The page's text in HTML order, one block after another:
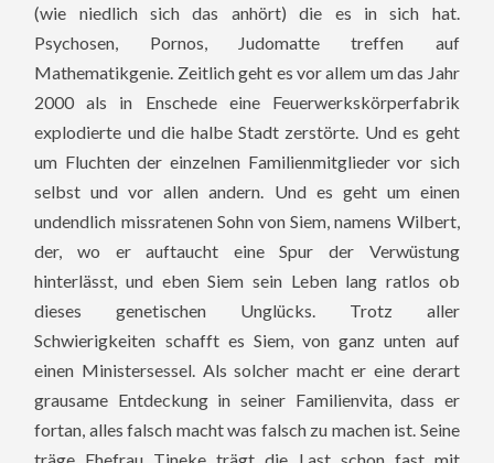
(wie niedlich sich das anhört) die es in sich hat.
Psychosen, Pornos, Judomatte treffen auf
Mathematikgenie. Zeitlich geht es vor allem um das Jahr
2000 als in Enschede eine Feuerwerkskörperfabrik
explodierte und die halbe Stadt zerstörte. Und es geht
um Fluchten der einzelnen Familienmitglieder vor sich
selbst und vor allen andern. Und es geht um einen
undendlich missratenen Sohn von Siem, namens Wilbert,
der, wo er auftaucht eine Spur der Verwüstung
hinterlässt, und eben Siem sein Leben lang ratlos ob
dieses genetischen Unglücks. Trotz aller
Schwierigkeiten schafft es Siem, von ganz unten auf
einen Ministersessel. Als solcher macht er eine derart
grausame Entdeckung in seiner Familienvita, dass er
fortan, alles falsch macht was falsch zu machen ist. Seine